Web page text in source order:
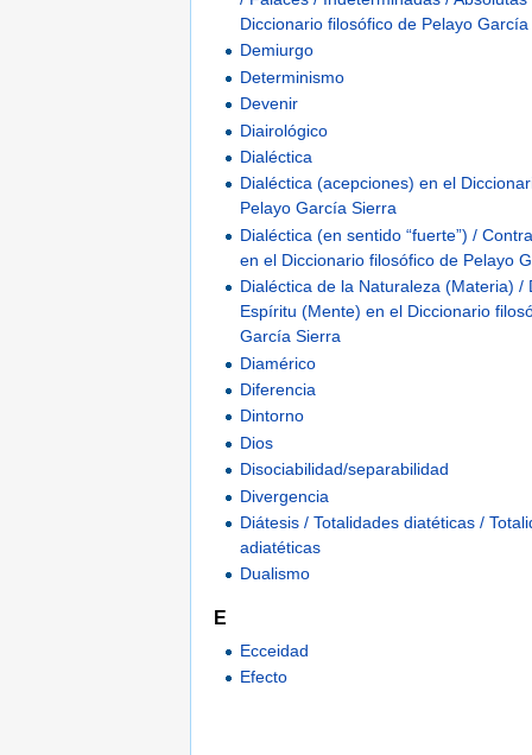
Diccionario filosófico de Pelayo
Demiurgo
Determinismo
Devenir
Diairológico
Dialéctica
Dialéctica (acepciones) en el
Pelayo García Sierra
Dialéctica (en sentido “fuerte”) /
en el Diccionario filosófico de Pelayo
Dialéctica de la Naturaleza (Materia) /
Espíritu (Mente) en el Diccionario
García Sierra
Diamérico
Diferencia
Dintorno
Dios
Disociabilidad/separabilidad
Divergencia
Diátesis / Totalidades diatéticas /
adiatéticas
Dualismo
E
Ecceidad
Efecto